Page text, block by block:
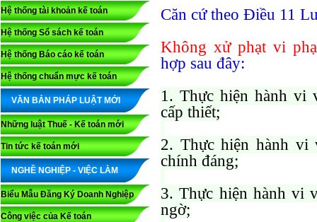
Hệ thống tài khoản kế toán
Hệ thống Sổ sách kế toán
Hệ thống Báo cáo kế toán
Hệ thống chuẩn mực kế toán
VĂN BẢN PHÁP LUẬT MỚI
Những luật Thuế - Kế toán mới
Tin tức kế toán mới
NGHỀ NGHIỆP - VIỆC LÀM
Biểu Mẫu Đăng Ký Doanh Nghiệp
Công việc của Kế toán
Căn cứ theo Điều 11
Không xử phạt vi
hợp sau đây:
1. Thực hiện hành vi
cấp thiết;
2. Thực hiện hành vi
chính đáng;
3. Thực hiện hành vi
ngờ;